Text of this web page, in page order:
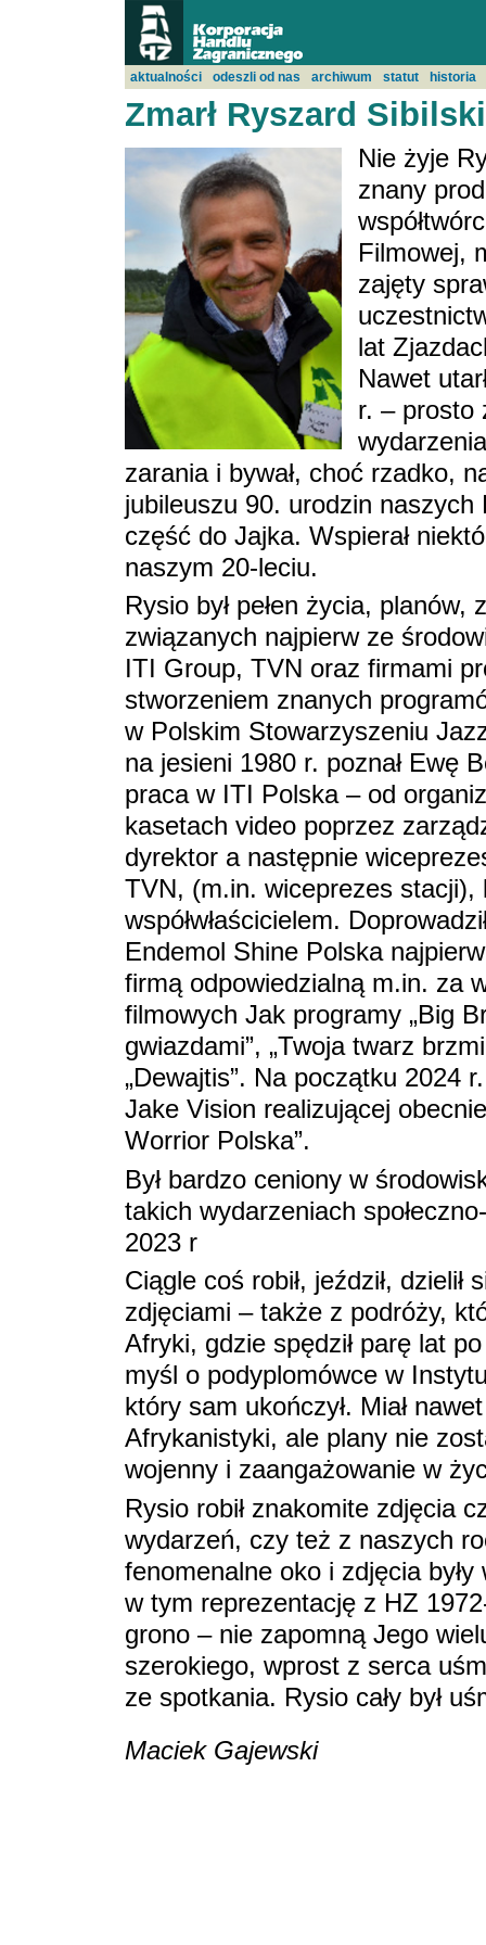
aktualności odeszli od nas archiwum statut historia
Zmarł Ryszard Sibilski
Nie żyje
znany
Filmowej,
zajęty
lat
Nawet
r. – prosto
zarania i bywał, choć rzadko,
jubileuszu 90. urodzin naszych
część do Jajka. Wspierał
naszym 20-leciu.
Rysio był pełen życia,
związanych najpierw ze
ITI Group, TVN oraz firmami
stworzeniem znanych
w Polskim Stowarzyszeniu
na jesieni 1980 r. poznał Ewę
praca w ITI Polska – od
kasetach video poprzez
dyrektor a następnie
TVN, (m.in. wiceprezes stacji),
współwłaścicielem.
Endemol Shine Polska
firmą odpowiedzialną m.in. za
filmowych Jak programy „Big
gwiazdami”, „Twoja twarz
„Dewajtis”. Na początku 2024
Jake Vision realizującej
Worrior Polska”.
Był bardzo ceniony w
takich wydarzeniach
2023 r
Ciągle coś robił, jeździł,
zdjęciami – także z podróży,
Afryki, gdzie spędził parę lat
myśl o podyplomówce w
który sam ukończył. Miał
Afrykanistyki, ale plany nie
wojenny i zaangażowanie w
Rysio robił znakomite zdjęcia
wydarzeń, czy też z naszych
fenomenalne oko i zdjęcia
w tym reprezentację z HZ
grono – nie zapomną Jego
szerokiego, wprost z serca
ze spotkania. Rysio cały był
Maciek Gajewski